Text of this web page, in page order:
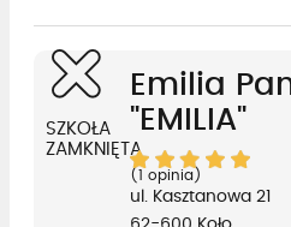
SZKOŁA
ZAMKNIĘTA
Emilia
"EMILIA"
(1 opinia)
ul. Kasztanowa 21